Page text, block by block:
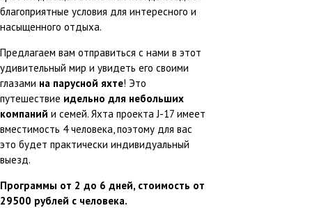
благоприятные условия для интересного и
насыщенного отдыха.
Предлагаем вам отправиться с нами в этот
удивительный мир и увидеть его своими
глазами на парусной яхте! Это
путешествие идельно для небольших
компаний и семей. Яхта проекта J-17 имеет
вместимость 4 человека, поэтому для вас
это будет практически индивидуальный
выезд.
Программы от 2 до 6 дней, стоимость от
29500 рублей с человека.